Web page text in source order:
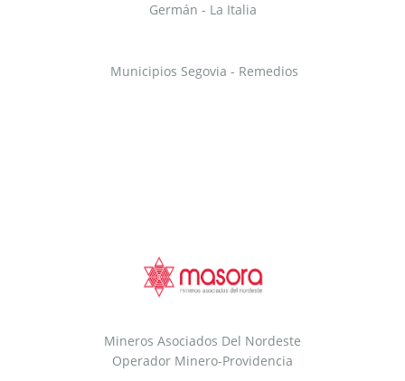
Germán - La Italia
Municipios Segovia - Remedios
Mineros Asociados Del Nordeste
Operador Minero-Providencia